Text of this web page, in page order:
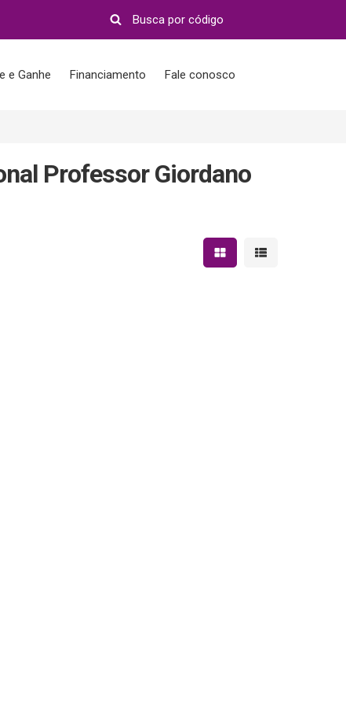
e Ganhe Financiamento Fale conosco
Professor Giordano
Mostrar resultados em
Mostrar